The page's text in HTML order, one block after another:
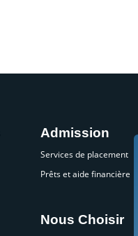
Admission
Services de placement
Prêts et aide financière
Nous Choisir